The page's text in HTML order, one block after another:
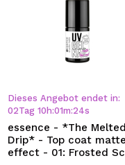
Dieses Angebot endet in:
02Tag 10 h:01m:24s
essence - *The Melted
Drip* - Top coat matte
effect - 01: Frosted